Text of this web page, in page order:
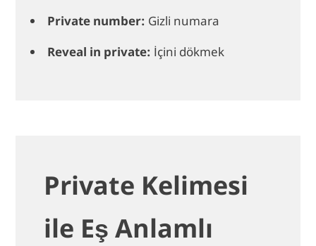
Private number: Gizli numara
Reveal in private: İçini dökmek
Private Kelimesi
ile Eş Anlamlı